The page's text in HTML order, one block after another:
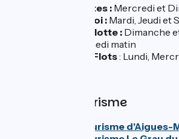
Aigues-Mortes : Mercredi et
Le Grau du Roi : Mardi, Jeudi et
La Grande-Motte : Dimanche
Samedi matin
Palavas-les-Flots: Lundi,
Offices de tourisme
Office de tourisme d'Aigues-